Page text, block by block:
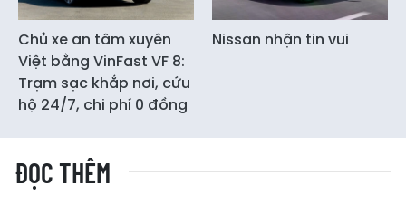
Chủ xe an tâm xuyên
Việt bằng VinFast VF 8:
Trạm sạc khắp nơi, cứu
hộ 24/7, chi phí 0 đồng
Nissan nhận tin vui
ĐỌC THÊM